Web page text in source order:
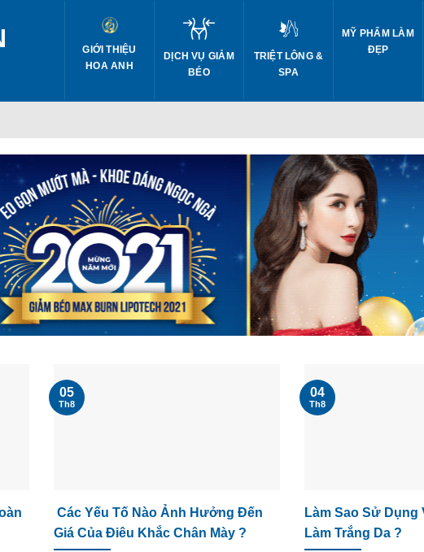
GIỚI THIỆU
HOA ANH
DỊCH VỤ GIẢM
BÉO
TRIỆT LÔNG &
SPA
MỸ PHẨM LÀM
ĐẸP
Các Yếu Tố Nào Ảnh Hưởng Đến
Giá Của Điêu Khắc Chân Mày ?
05
Th8
Làm Sao Sử Dụng
Làm Trắng Da ?
04
Th8